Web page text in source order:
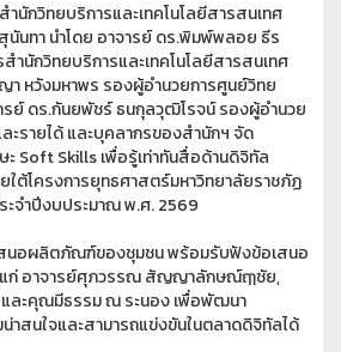
ำนักวิทยบริการและเทคโนโลยีสารสนเทศ
นันทา นำโดย อาจารย์ ดร.พิมพ์พลอย ธีร
ำนักวิทยบริการและเทคโนโลยีสารสนเทศ
หวังมหาพร รองผู้อำนวยการศูนย์วิทย
รย์ ดร.กันยพัชร์ ธนกุลวุฒิโรจน์ รองผู้อำนวย
รายได้ และบุคลากรของสำนักฯ จัด
ะ Soft Skills เพื่อรู้เท่าทันสื่อด้านดิจิทัล
ใต้โครงการยุทธศาสตร์มหาวิทยาลัยราชภัฏ
จำปีงบประมาณ พ.ศ. 2569
สนอผลิตภัณฑ์ของชุมชน พร้อมรับฟังข้อเสนอ
ก่ อาจารย์ศุภวรรณ สัญญาลักษณ์ฤๅชัย,
ละคุณมีธรรม ณ ระนอง เพื่อพัฒนา
สนใจและสามารถแข่งขันในตลาดดิจิทัลได้